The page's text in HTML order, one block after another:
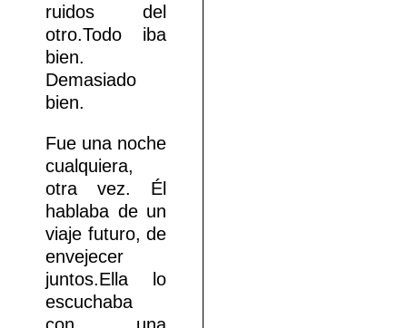
ruidos del
otro.Todo iba
bien.
Demasiado
bien.
Fue una noche
cualquiera,
otra vez. Él
hablaba de un
viaje futuro, de
envejecer
juntos.Ella lo
escuchaba